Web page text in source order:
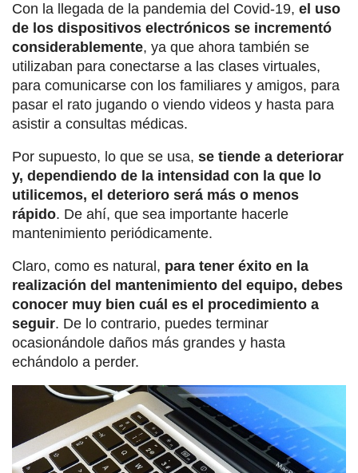
Con la llegada de la pandemia del Covid-19, el uso
de los dispositivos electrónicos se incrementó
considerablemente, ya que ahora también se
utilizaban para conectarse a las clases virtuales,
para comunicarse con los familiares y amigos, para
pasar el rato jugando o viendo videos y hasta para
asistir a consultas médicas.
Por supuesto, lo que se usa, se tiende a deteriorar
y, dependiendo de la intensidad con la que lo
utilicemos, el deterioro será más o menos
rápido. De ahí, que sea importante hacerle
mantenimiento periódicamente.
Claro, como es natural, para tener éxito en la
realización del mantenimiento del equipo, debes
conocer muy bien cuál es el procedimiento a
seguir. De lo contrario, puedes terminar
ocasionándole daños más grandes y hasta
echándolo a perder.